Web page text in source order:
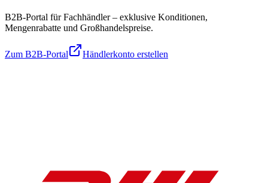
B2B-Portal für Fachhändler – exklusive Konditionen,
Mengenrabatte und Großhandelspreise.
Zum B2B-Portal Händlerkonto erstellen